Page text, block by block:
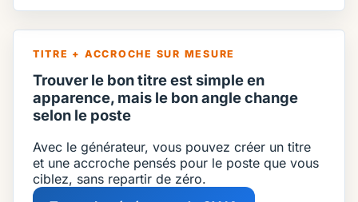
TITRE + ACCROCHE SUR MESURE
Trouver le bon titre est simple en
apparence, mais le bon angle change
selon le poste
Avec le générateur, vous pouvez créer un titre
et une accroche pensés pour le poste que vous
ciblez, sans repartir de zéro.